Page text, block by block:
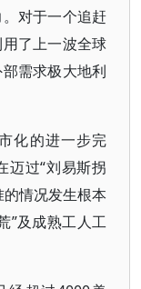
对于一个追赶
了上一波全球
需求极大地利
化的进一步完
迈过“刘易斯拐
情况发生根本
”及成熟工人工